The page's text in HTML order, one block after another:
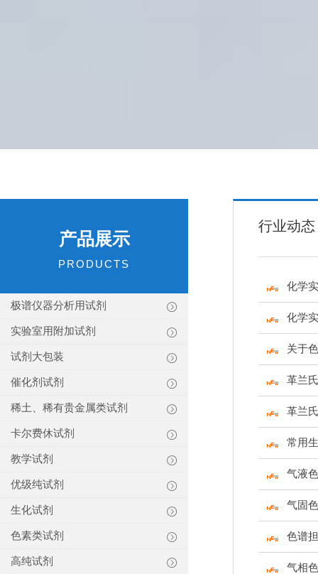
产品展示
PRODUCTS
极谱仪器分析用试剂
实验室用附加试剂
试剂大包装
催化剂试剂
稀土、稀有贵金属类试剂
卡尔费休试剂
教学试剂
优级纯试剂
生化试剂
色素类试剂
高纯试剂
行业动态
化学
化学
关于
革兰
革兰
常用
气液
气固
色谱
气相